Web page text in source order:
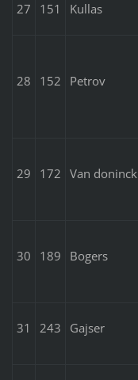
27 151 Kullas
28 152 Petrov
29 172 Van doninck
30 189 Bogers
31 243 Gajser